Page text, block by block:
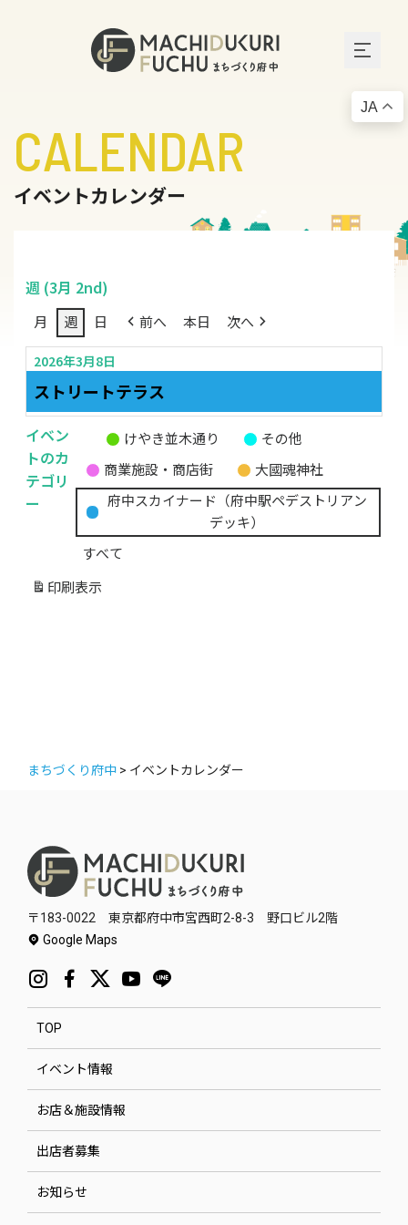
CALENDAR
イベントカレンダー
週 (3月 2nd)
月 週 日 前へ 本日 次へ
2026年3月8日
ストリートテラス
イベン
トのカ
テゴリ
ー
題
の
カ
テ
ゴ
リ
けやき並木通り
その他
商業施設・商店街
大國魂神社
府中スカイナード（府中駅ペデストリアン
デッキ）
すべて
印刷 表示
まちづくり府中 > イベントカレンダー
〒183-0022 東京都府中市宮西町2-8-3 野口ビル2階
Google Maps
TOP
イベント情報
お店＆施設情報
出店者募集
お知らせ
JA